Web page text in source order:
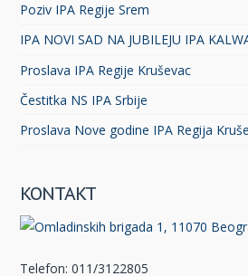
Poziv IPA Regije Srem
IPA NOVI SAD NA JUBILEJU IPA
Proslava IPA Regije Kruševac
Čestitka NS IPA Srbije
Proslava Nove godine IPA Regija
KONTAKT
Telefon: 011/3122805